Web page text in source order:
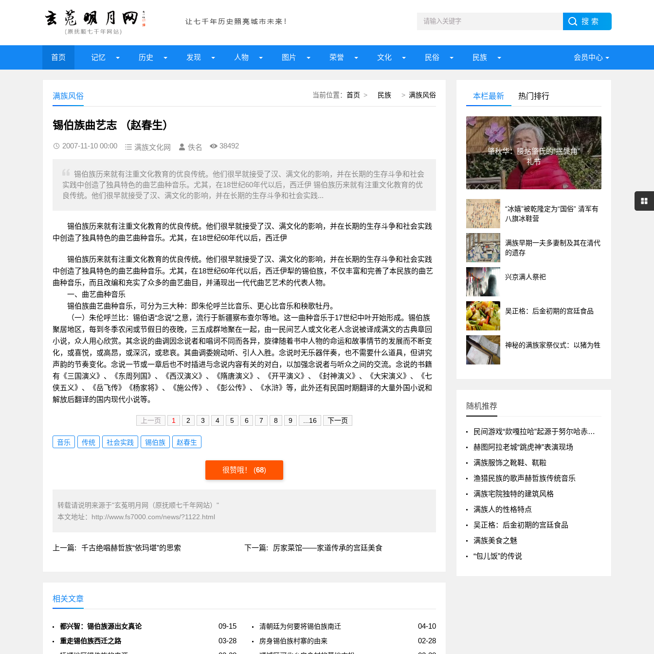
首页 记忆 历史 发现 人物 图片 荣誉 文化 民俗 民族 会员中心
当前位置： 首页 > 民族 > 满族风俗
满族风俗
锡伯族曲艺志 （赵春生）
2007-11-10 00:00 满族文化网 佚名 38492
锡伯族历来就有注重文化教育的优良传统。他们很早就接受了汉、满文化的影响，并在长期的生存斗争和社会
实践中创造了独具特色的曲艺曲种音乐。尤其，在18世纪60年代以后，西迁伊 锡伯族历来就有注重文化教育的优
良传统。他们很早就接受了汉、满文化的影响，并在长期的生存斗争和社会实践...
锡伯族历来就有注重文化教育的优良传统。他们很早就接受了汉、满文化的影响，并在长期的生存斗争和社会实践
中创造了独具特色的曲艺曲种音乐。尤其，在18世纪60年代以后，西迁伊
锡伯族历来就有注重文化教育的优良传统。他们很早就接受了汉、满文化的影响，并在长期的生存斗争和社会实践
中创造了独具特色的曲艺曲种音乐。尤其，在18世纪60年代以后，西迁伊犁的锡伯族，不仅丰富和完善了本民族的曲艺
曲种音乐，而且改编和充实了众多的曲艺曲目，并涌现出一代代曲艺艺术的代表人物。
一、曲艺曲种音乐
锡伯族曲艺曲种音乐，可分为三大种：即朱伦呼兰比音乐、更心比音乐和秧歌牡丹。
（一）朱伦呼兰比：锡伯语“念说”之意，流行于新疆察布查尔等地。这一曲种音乐于17世纪中叶开始形成。锡伯族
聚居地区，每到冬季农闲或节假日的夜晚，三五成群地聚在一起，由一民间艺人或文化老人念说被译成满文的古典章回
小说，众人用心欣赏。其念说的曲调因念说者和唱词不同而各异，旋律随着书中人物的命运和故事情节的发展而不断变
化，或喜悦，或高昂，或深沉，或悲哀。其曲调委婉动听、引人入胜。念说时无乐器伴奏，也不需要什么道具，但讲究
声韵的节奏变化。念说一节或一章后也不时插进与念说内容有关的对白，以加强念说者与听众之间的交流。念说的书籍
有《三国演义》、《东周列国》、《西汉演义》、《隋唐演义》、《开平演义》、《封神演义》、《大宋演义》、《七
侠五义》、《岳飞传》《杨家将》、《施公传》、《彭公传》、《水浒》等，此外还有民国时期翻译的大量外国小说和
解放后翻译的国内现代小说等。
上一页 1 2 3 4 5 6 7 8 9 ...16 下一页
音乐 传统 社会实践 锡伯族 赵春生
很赞哦！ (68)
转载请说明来源于"玄菟明月网（原抚顺七千年网站）"
本文地址： http://www.fs7000.com/news/?1122.html
上一篇: 千古绝唱赫哲族“依玛堪”的思索 下一篇: 厉家菜馆——家道传承的宫廷美食
相关文章
09-15
都兴智：锡伯族源出女真论 04-10
清朝廷为何要将锡伯族南迁
03-28
重走锡伯族西迁之路 02-28
房身锡伯族村寨的由来
本栏最新 热门排行
肇秋华：腰站肇氏的“抿鬓角”
礼节
“冰嬉”被乾隆定为“国俗” 清军有
八旗冰鞋营
满族早期一夫多妻制及其在清代
的遗存
兴京满人祭祀
吴正格：后金初期的宫廷食品
神秘的满族家祭仪式：以猪为牲
随机推荐
民间游戏“欻嘎拉哈”起源于努尔哈赤时期
赫图阿拉老城“跳虎神”表演现场
满族服饰之靴鞋、靰鞡
渔猎民族的歌声赫哲族传统音乐
满族宅院独特的建筑风格
满族人的性格特点
吴正格：后金初期的宫廷食品
满族美食之魅
“包儿饭”的传说